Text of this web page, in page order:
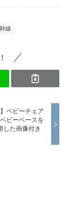
線
】ベビーチェア
ビーベースを
した画像付き